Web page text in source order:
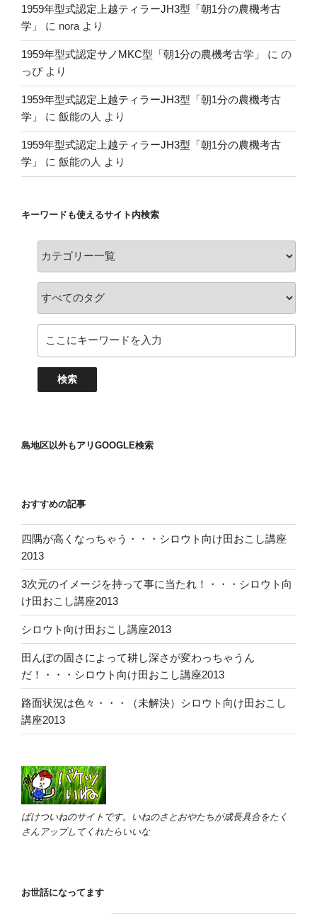
1959年型式認定上越ティラーJH3型「朝1分の農機考古
学」
に nora より
1959年型式認定サノMKC型「朝1分の農機考古学」 に の
っぴより
1959年型式認定上越ティラーJH3型「朝1分の農機考古
学」
に 飯能の人 より
1959年型式認定上越ティラーJH3型「朝1分の農機考古
学」
に 飯能の人 より
キーワードも使えるサイト内検索
島地区以外もアリGOOGLE検索
おすすめの記事
四隅が高くなっちゃう・・・シロウト向け田おこし講座
2013
3次元のイメージを持って事に当たれ！・・・シロウト向
け田おこし講座2013
シロウト向け田おこし講座2013
田んぼの固さによって耕し深さが変わっちゃうん
だ！・・・シロウト向け田おこし講座2013
路面状況は色々・・・（未解決）シロウト向け田おこし
講座2013
ばけついねのサイトです。いねのさとおやたちが成長具合をたく
さんアップしてくれたらいいな
お世話になってます